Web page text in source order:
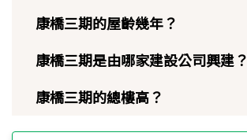
康橋三期的屋齡幾年？
康橋三期是由哪家建設公司興建？
康橋三期的總樓高？